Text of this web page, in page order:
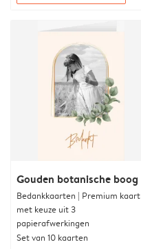
Gouden botanische boog
Bedankkaarten | Premium kaart
met keuze uit 3
papierafwerkingen
Set van 10 kaarten